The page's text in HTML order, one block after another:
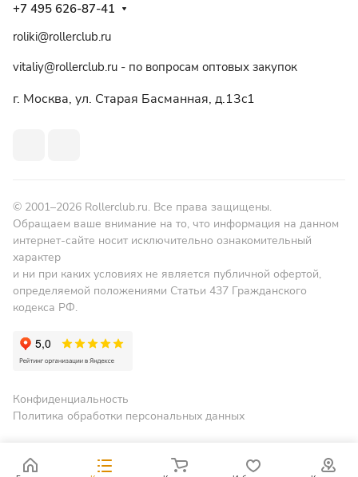
+7 495 626-87-41
roliki@rollerclub.ru
vitaliy@rollerclub.ru - по вопросам оптовых закупок
г. Москва, ул. Старая Басманная, д.13c1
© 2001–2026 Rollerclub.ru. Все права защищены.
Обращаем ваше внимание на то, что информация на данном
интернет-сайте носит исключительно ознакомительный
характер
и ни при каких условиях не является публичной офертой,
определяемой положениями Статьи 437 Гражданского
кодекса РФ.
Конфиденциальность
Политика обработки персональных данных